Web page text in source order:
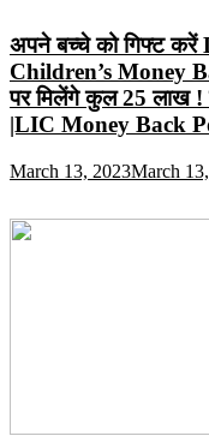
अपने बच्चे को गिफ्ट करें
Children’s Money
पर मिलेंगे कुल 25 लाख !
|LIC Money Back
March 13, 2023March